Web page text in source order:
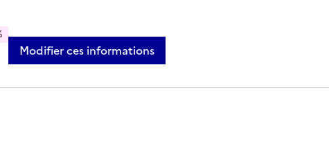
Modifier ces informations